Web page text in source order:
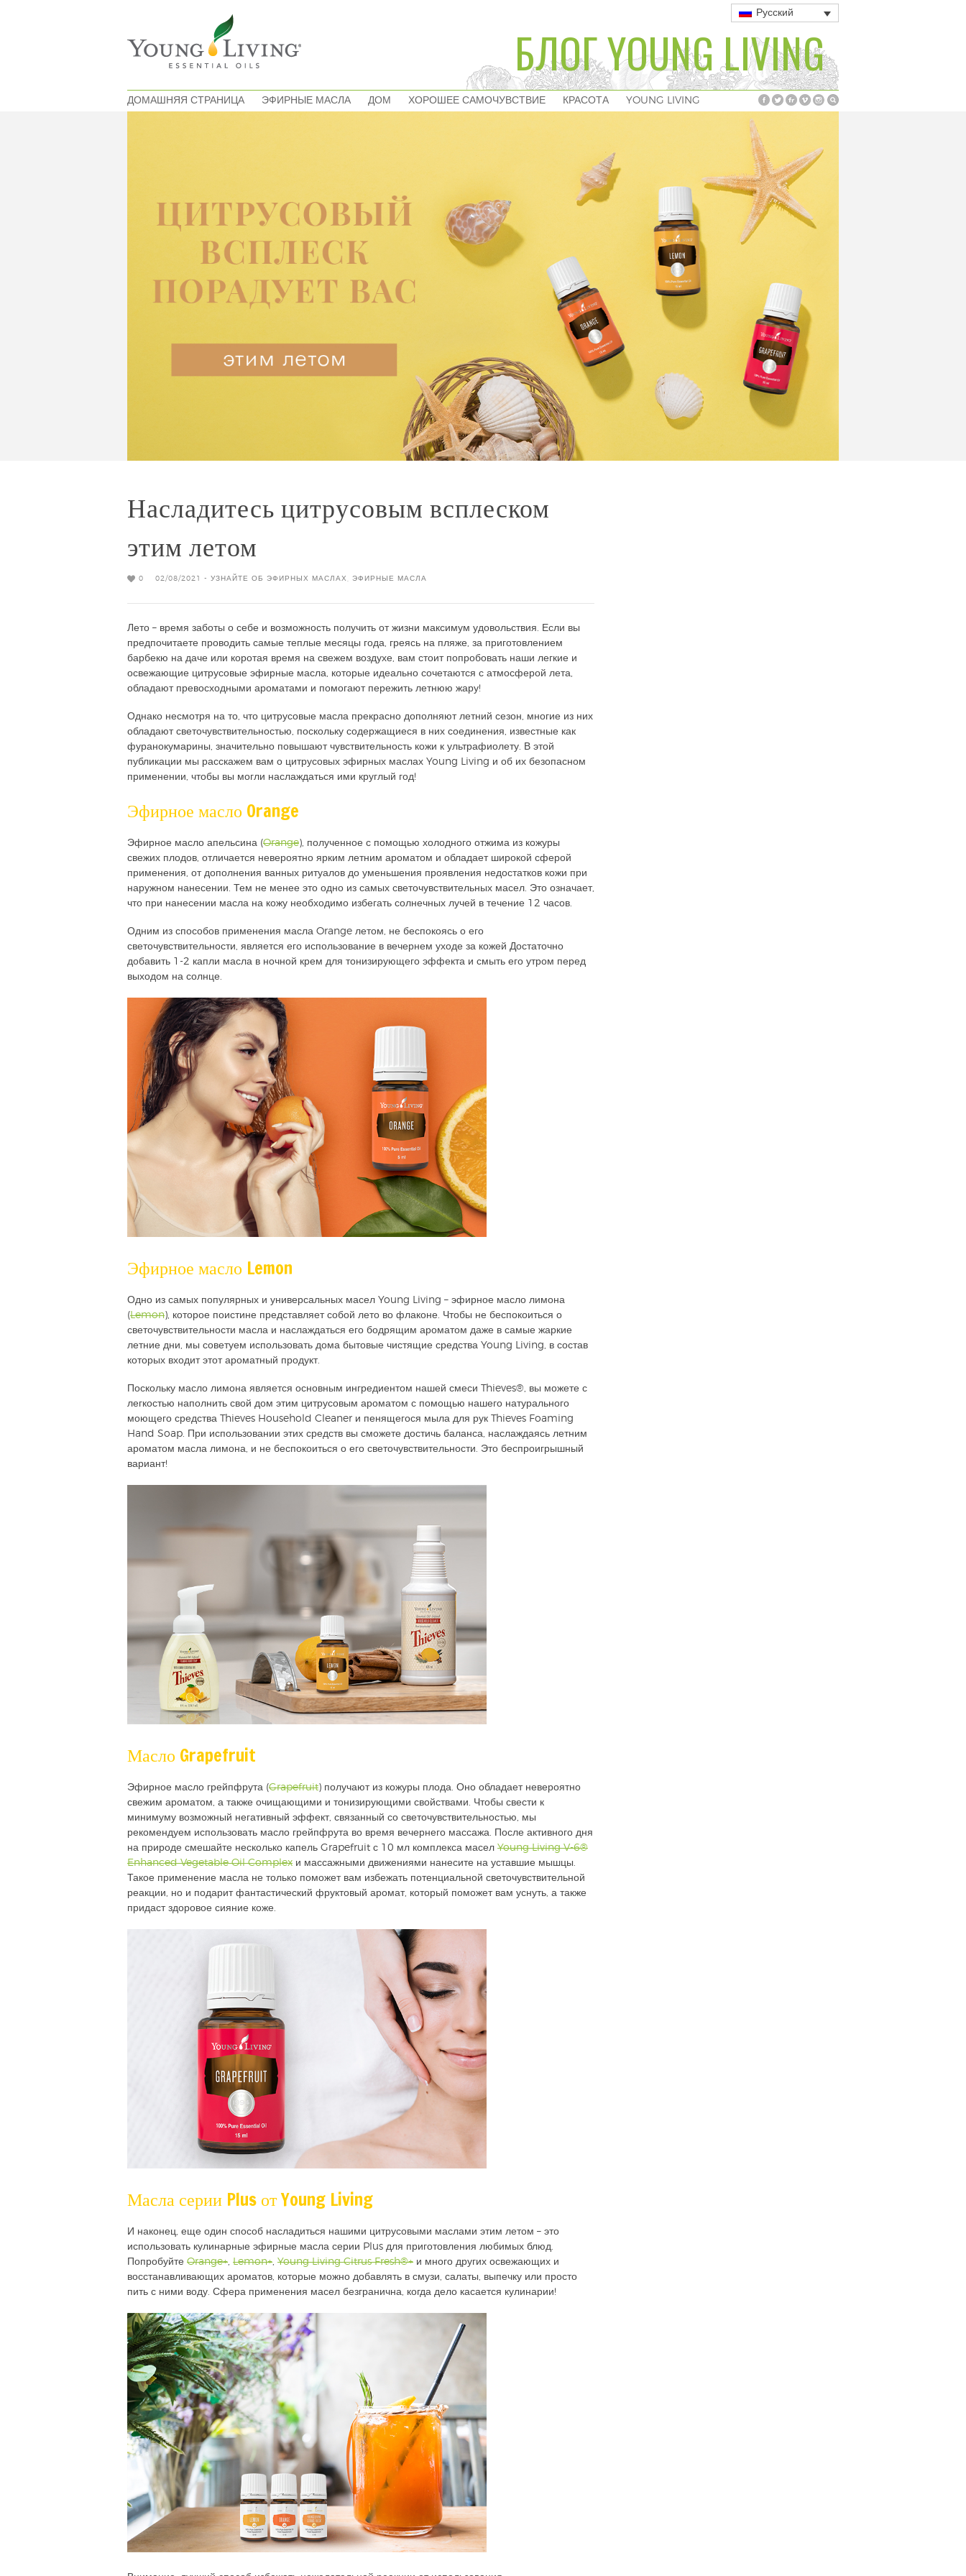
Русский
БЛОГ YOUNG LIVING
ДОМАШНЯЯ СТРАНИЦА ЭФИРНЫЕ МАСЛА ДОМ ХОРОШЕЕ САМОЧУВСТВИЕ КРАСОТА YOUNG LIVING
Насладитесь цитрусовым всплеском
этим летом
0 02/08/2021 - УЗНАЙТЕ ОБ ЭФИРНЫХ МАСЛАХ ЭФИРНЫЕ МАСЛА
Лето – время заботы о себе и возможность получить от жизни максимум удовольствия. Если вы
предпочитаете проводить самые теплые месяцы года, греясь на пляже, за приготовлением
барбекю на даче или коротая время на свежем воздухе, вам стоит попробовать наши легкие и
освежающие цитрусовые эфирные масла, которые идеально сочетаются с атмосферой лета,
обладают превосходными ароматами и помогают пережить летнюю жару!
Однако несмотря на то, что цитрусовые масла прекрасно дополняют летний сезон, многие из них
обладают светочувствительностью, поскольку содержащиеся в них соединения, известные как
фуранокумарины, значительно повышают чувствительность кожи к ультрафиолету.
В этой
публикации мы расскажем вам о цитрусовых эфирных маслах Young Living и об их безопасном
применении, чтобы вы могли наслаждаться ими круглый год!
Эфирное масло Orange
Эфирное масло апельсина (Orange), полученное с помощью холодного отжима из кожуры
свежих плодов, отличается невероятно ярким летним ароматом и обладает широкой сферой
применения, от дополнения ванных ритуалов до уменьшения проявления недостатков кожи при
наружном нанесении. Тем не менее это одно из самых светочувствительных масел. Это означает,
что при нанесении масла на кожу необходимо избегать солнечных лучей в течение 12 часов.
Одним из способов применения масла Orange летом, не беспокоясь о его
светочувствительности, является его использование в вечернем уходе за кожей Достаточно
добавить 1-2 капли масла в ночной крем для тонизирующего эффекта и смыть его утром перед
выходом на солнце.
Эфирное масло Lemon
Одно из самых популярных и универсальных масел Young Living – эфирное масло лимона
(Lemon), которое поистине представляет собой лето во флаконе. Чтобы не беспокоиться о
светочувствительности масла и наслаждаться его бодрящим ароматом даже в самые жаркие
летние дни, мы советуем использовать дома бытовые чистящие средства Young Living , в состав
которых входит этот ароматный продукт.
Поскольку масло лимона является основным ингредиентом нашей смеси Thieves®, вы можете с
легкостью наполнить свой дом этим цитрусовым ароматом с помощью нашего натурального
моющего средства Thieves Household Cleaner и пенящегося мыла для рук Thieves Foaming
Hand Soap. При использовании этих средств вы сможете достичь баланса, наслаждаясь летним
ароматом масла лимона, и не беспокоиться о его светочувствительности. Это беспроигрышный
вариант!
Масло Grapefruit
Эфирное масло грейпфрута (Grapefruit) получают из кожуры плода. Оно обладает невероятно
свежим ароматом, а также очищающими и тонизирующими свойствами. Чтобы свести к
минимуму возможный негативный эффект, связанный со светочувствительностью, мы
рекомендуем использовать масло грейпфрута во время вечернего массажа. После активного дня
на природе смешайте несколько капель Grapefruit с 10 мл комплекса масел Young Living V-6®
Enhanced Vegetable Oil Complex и массажными движениями нанесите на уставшие мышцы.
Такое применение масла не только поможет вам избежать потенциальной светочувствительной
реакции, но и подарит фантастический фруктовый аромат, который поможет вам уснуть, а также
придаст здоровое сияние коже.
Масла серии Plus от Young Living
И наконец, еще один способ насладиться нашими цитрусовыми маслами этим летом – это
использовать кулинарные эфирные масла серии Plus для приготовления любимых блюд.
Попробуйте Orange+ Lemon+ Young Living Citrus Fresh®+ и много других освежающих и
восстанавливающих ароматов, которые можно добавлять в смузи, салаты, выпечку или просто
пить с ними воду. Сфера применения масел безгранична, когда дело касается кулинарии!